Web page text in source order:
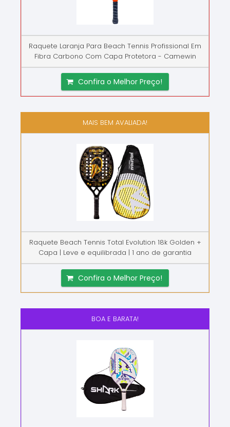
Raquete Laranja Para Beach Tennis Profissional Em
Fibra Carbono Com Capa Protetora - Camewin
Confira o Melhor Preço!
MAIS BEM AVALIADA!
Raquete Beach Tennis Total Evolution 18k Golden +
Capa | Leve e equilibrada | 1 ano de garantia
Confira o Melhor Preço!
BOA E BARATA!